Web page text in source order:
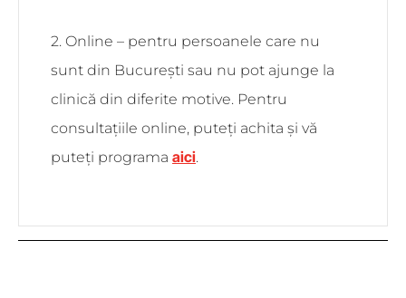
2. Online – pentru persoanele care nu
sunt din București sau nu pot ajunge la
clinică din diferite motive. Pentru
consultațiile online, puteți achita și vă
puteți programa aici.